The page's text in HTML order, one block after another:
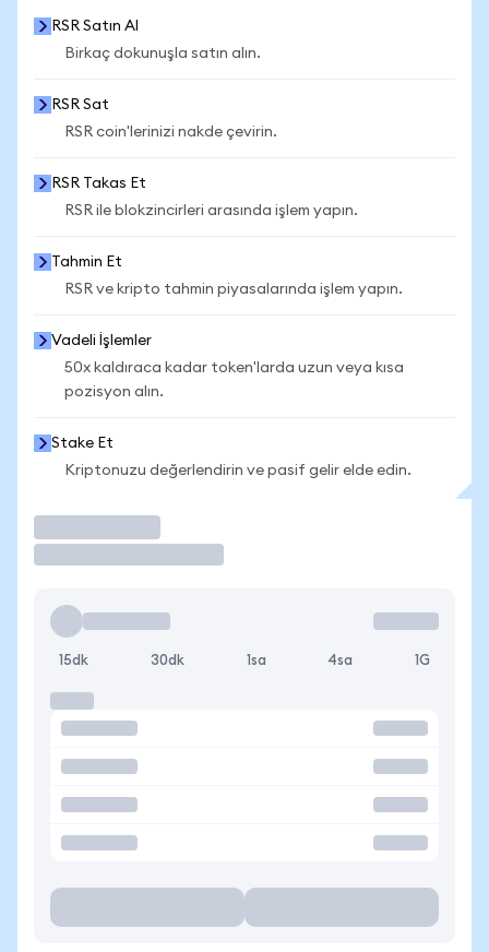
RSR Satın Al
Birkaç dokunuşla satın alın.
RSR Sat
RSR coin'lerinizi nakde çevirin.
RSR Takas Et
RSR ile blokzincirleri arasında işlem yapın.
Tahmin Et
RSR ve kripto tahmin piyasalarında işlem yapın.
Vadeli İşlemler
50x kaldıraca kadar token'larda uzun veya kısa
pozisyon alın.
Stake Et
Kriptonuzu değerlendirin ve pasif gelir elde edin.
15dk 30dk 1sa 4sa 1G